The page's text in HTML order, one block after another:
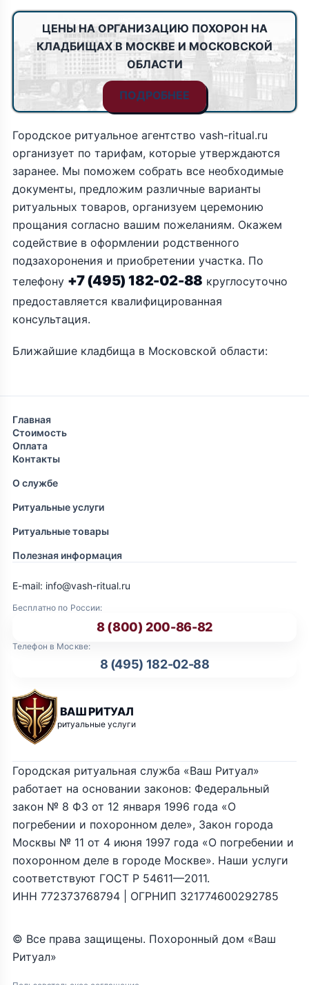
ЦЕНЫ НА ОРГАНИЗАЦИЮ ПОХОРОН НА
КЛАДБИЩАХ В МОСКВЕ И МОСКОВСКОЙ
ОБЛАСТИ
ПОДРОБНЕЕ
Городское ритуальное агентство vash-ritual.ru
организует по тарифам, которые утверждаются
заранее. Мы поможем собрать все необходимые
документы, предложим различные варианты
ритуальных товаров, организуем церемонию
прощания согласно вашим пожеланиям. Окажем
содействие в оформлении родственного
подзахоронения и приобретении участка. По
телефону +7 (495) 182-02-88 круглосуточно
предоставляется квалифицированная
консультация.
Ближайшие кладбища в Московской области:
Главная
Стоимость
Оплата
Контакты
О службе
Ритуальные услуги
Ритуальные товары
Полезная информация
ВАШ РИТУАЛ
ритуальные услуги
Бесплатно по России:
8 (800) 200-86-82
Телефон в Москве:
8 (495) 182-02-88
E-mail: info@vash-ritual.ru
© Все права защищены. Похоронный дом «Ваш
Ритуал»
Городская ритуальная служба «Ваш Ритуал»
работает на основании законов: Федеральный
закон № 8 ФЗ от 12 января 1996 года «О
погребении и похоронном деле», Закон города
Москвы № 11 от 4 июня 1997 года «О погребении и
похоронном деле в городе Москве». Наши услуги
соответствуют ГОСТ Р 54611—2011.
ИНН 772373768794 | ОГРНИП 321774600292785